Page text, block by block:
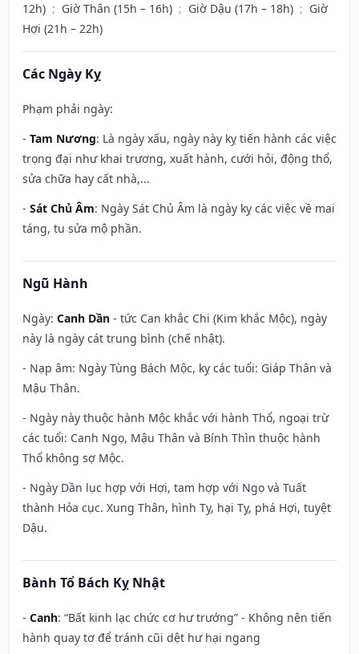
12h) ; Giờ Thân (15h – 16h) ; Giờ Dậu (17h – 18h) ; Giờ
Hợi (21h – 22h)
Các Ngày Kỵ
Phạm phải ngày:
- Tam Nương: Là ngày xấu, ngày này kỵ tiến hành các việc
trọng đại như khai trương, xuất hành, cưới hỏi, động thổ,
sửa chữa hay cất nhà,...
- Sát Chủ Âm: Ngày Sát Chủ Âm là ngày kỵ các việc về mai
táng, tu sửa mộ phần.
Ngũ Hành
Ngày: Canh Dần - tức Can khắc Chi (Kim khắc Mộc), ngày
này là ngày cát trung bình (chế nhật).
- Nạp âm: Ngày Tùng Bách Mộc, kỵ các tuổi: Giáp Thân và
Mậu Thân.
- Ngày này thuộc hành Mộc khắc với hành Thổ, ngoại trừ
các tuổi: Canh Ngọ, Mậu Thân và Bính Thìn thuộc hành
Thổ không sợ Mộc.
- Ngày Dần lục hợp với Hợi, tam hợp với Ngọ và Tuất
thành Hỏa cục. Xung Thân, hình Tỵ, hại Tỵ, phá Hợi, tuyệt
Dậu.
Bành Tổ Bách Kỵ Nhật
- Canh: “Bất kinh lạc chức cơ hư trướng” - Không nên tiến
hành quay tơ để tránh cũi dệt hư hại ngang